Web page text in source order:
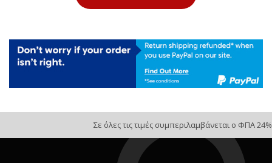
Σε όλες τις τιμές συμπεριλαμβάνεται ο ΦΠΑ 24%